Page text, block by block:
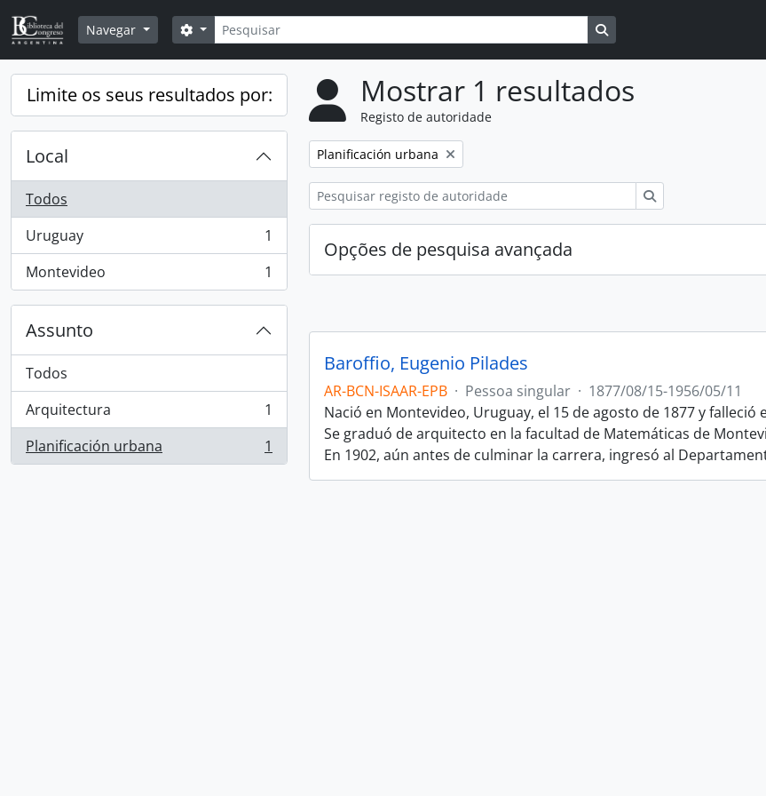
Skip to main content
Navegar
Pesquisar
Opções de busca
Limite os seus resultados por:
Local
Todos
Uruguay
, 1 resultados
1
Montevideo
, 1 resultados 1
Assunto
Todos
Arquitectura
, 1 resultados
1
Planificación urbana
, 1 resultados 1
Mostrar 1 resultados
Registo de autoridade
Remover filtro:
Planificación urbana
Opções de pesquisa avançada
Baroffio, Eugenio Pilades
AR-BCN-ISAAR-EPB · Pessoa singular · 1877/08/15-1956/05/11
Nació en Montevideo, Uruguay, el 15 de agosto de 1877 y falleció
Se graduó de arquitecto en la facultad de Matemáticas de
En 1902, aún antes de culminar la carrera, ingresó al